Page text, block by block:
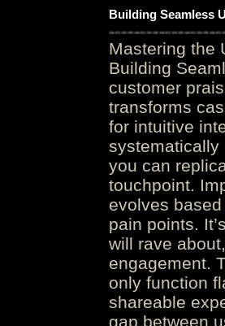
Building Seamless
Mastering the
Building
customer
transforms
for intuitive
systematically
you can
touchpoint.
evolves
pain points.
will rave
engagement.
only function
shareable
gap between